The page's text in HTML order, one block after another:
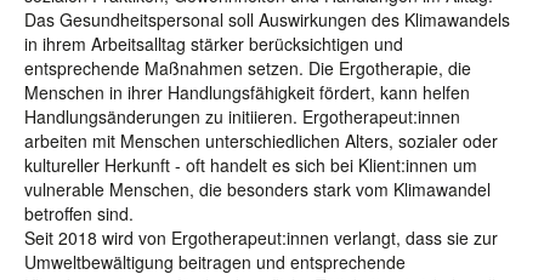
Das Gesundheitspersonal soll Auswirkungen des Klimawandels
in ihrem Arbeitsalltag stärker berücksichtigen und
entsprechende Maßnahmen setzen. Die Ergotherapie, die
Menschen in ihrer Handlungsfähigkeit fördert, kann helfen
Handlungsänderungen zu initiieren. Ergotherapeut:innen
arbeiten mit Menschen unterschiedlichen Alters, sozialer oder
kultureller Herkunft - oft handelt es sich bei Klient:innen um
vulnerable Menschen, die besonders stark vom Klimawandel
betroffen sind.
Seit 2018 wird von Ergotherapeut:innen verlangt, dass sie zur
Umweltbewältigung beitragen und entsprechende